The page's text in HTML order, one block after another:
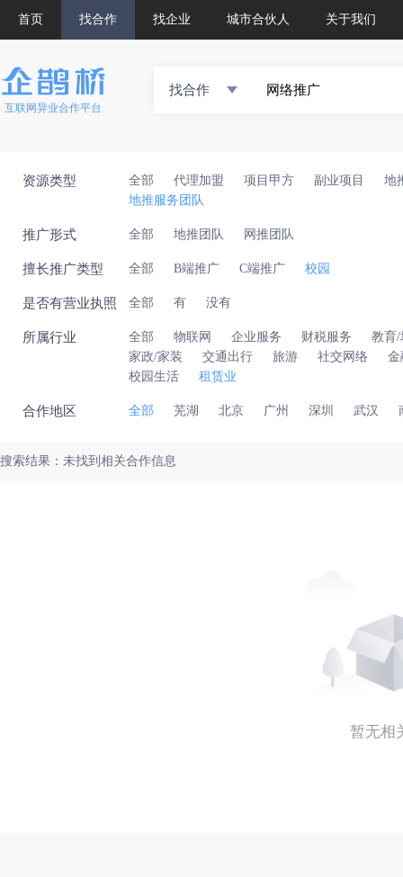
首页 找合作 找企业 城市合伙人 关于我们
互联网异业合作平台
找合作
资源类型 全部 代理加盟 项目甲方 副业项目
地
地推服务团队
推广形式 全部 地推团队 网推团队
擅长推广类型 全部 B端推广 C端推广 校园
是否有营业执照 全部 有 没有
所属行业 全部 物联网 企业服务 财税服务
教育/
家政/家装
交通出行 旅游 社交网络
金
校园生活
租赁业
合作地区 全部 芜湖 北京 广州 深圳 武汉
搜索结果：未找到相关合作信息
暂无相